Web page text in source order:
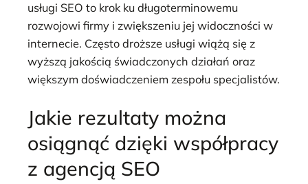
usługi SEO to krok ku długoterminowemu
rozwojowi firmy i zwiększeniu jej widoczności w
internecie. Często droższe usługi wiążą się z
wyższą jakością świadczonych działań oraz
większym doświadczeniem zespołu specjalistów.
Jakie rezultaty można
osiągnąć dzięki współpracy
z agencją SEO